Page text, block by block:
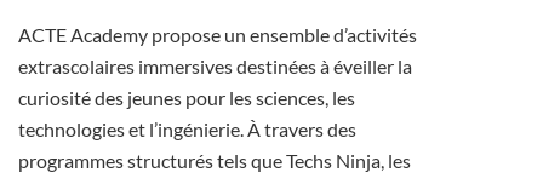
ACTE Academy propose un ensemble d’activités
extrascolaires immersives destinées à éveiller la
curiosité des jeunes pour les sciences, les
technologies et l’ingénierie. À travers des
programmes structurés tels que Techs Ninja, les